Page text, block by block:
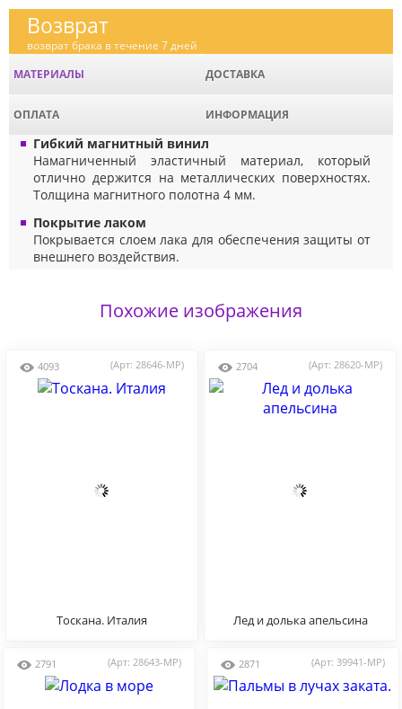
Возврат
возврат брака в течение 7 дней
МАТЕРИАЛЫ
ДОСТАВКА
ОПЛАТА ИНФОРМАЦИЯ
Гибкий магнитный винил
Намагниченный эластичный материал, который
отлично держится на металлических поверхностях.
Толщина магнитного полотна 4 мм.
Покрытие лаком
Покрывается слоем лака для обеспечения защиты от
внешнего воздействия.
Похожие изображения
4093 (Арт: 28646-MP)
Тоскана. Италия
2704 (Арт: 28620-MP)
Лед и долька апельсина
2791 (Арт: 28643-MP) 2871 (Арт: 39941-MP)